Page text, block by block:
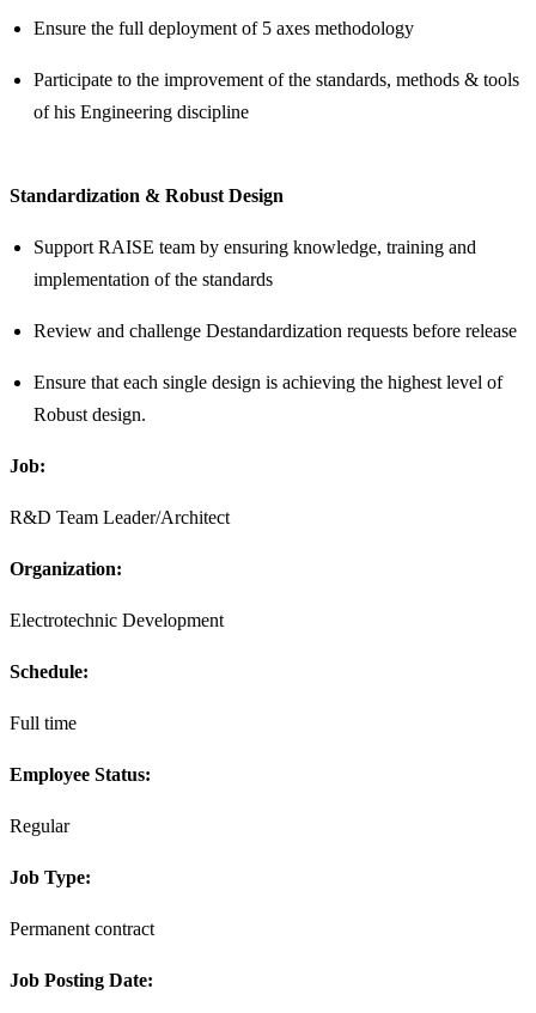
Ensure the full deployment of 5 axes methodology
Participate to the improvement of the standards, methods & tools
of his Engineering discipline
Standardization & Robust Design
Support RAISE team by ensuring knowledge, training and
implementation of the standards
Review and challenge Destandardization requests before release
Ensure that each single design is achieving the highest level of
Robust design.
Job:
R&D Team Leader/Architect
Organization:
Electrotechnic Development
Schedule:
Full time
Employee Status:
Regular
Job Type:
Permanent contract
Job Posting Date: